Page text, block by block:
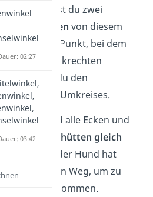
konstruierst du zwei
von diesem
An dem Punkt, bei dem
die Mittelsenkrechten
hast du den
des Umkreises.
dort aus sind alle Ecken und
alle Hundehütten gleich
. Jeder Hund hat
den gleichen Weg, um zu
Napf zu kommen.
02:27
03:42